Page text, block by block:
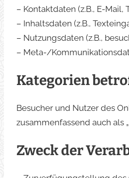
– Kontaktdaten (z.B., E-Mail,
– Inhaltsdaten (z.B.,
– Nutzungsdaten (z.B.,
– Meta-/
Kategorien
Besucher und Nutzer des
zusammenfassend auch als
Zweck der